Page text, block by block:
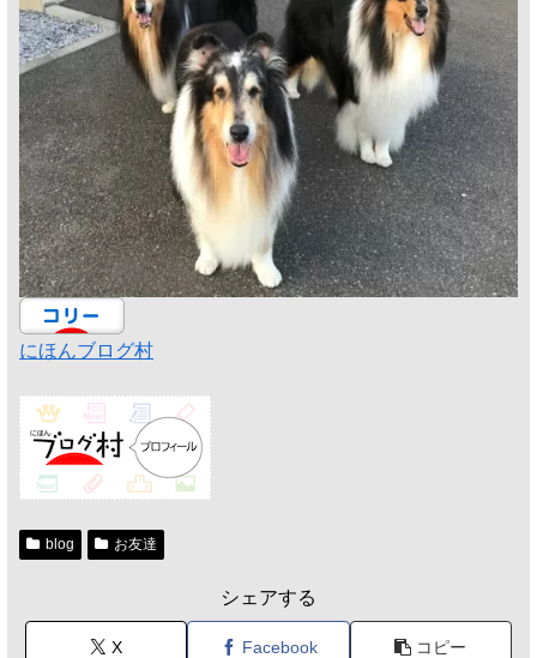
にほんブログ村
blog お友達
シェアする
X Facebook コピー